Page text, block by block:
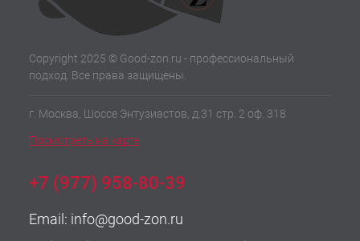
Copyright 2025 © Good-zon.ru - профессиональный
подход. Все права защищены.
г. Москва, Шоссе Энтузиастов, д.31 стр. 2 оф. 318
Посмотреть на карте
+7 (977) 958-80-39
Email: info@good-zon.ru